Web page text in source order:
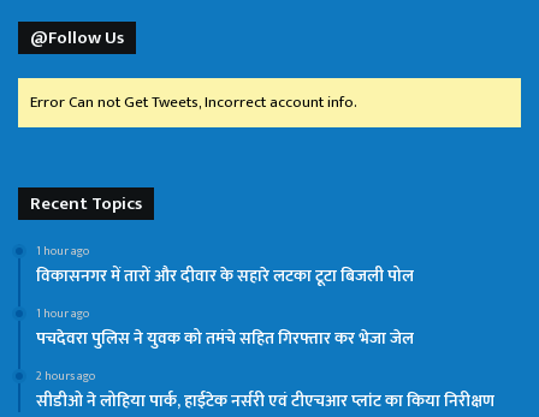
@Follow Us
Error Can not Get Tweets, Incorrect account info.
Recent Topics
1 hour ago
विकासनगर में तारों और दीवार के सहारे लटका टूटा बिजली पोल
1 hour ago
पचदेवरा पुलिस ने युवक को तमंचे सहित गिरफ्तार कर भेजा जेल
2 hours ago
सीडीओ ने लोहिया पार्क, हाईटेक नर्सरी एवं टीएचआर प्लांट का किया निरीक्षण